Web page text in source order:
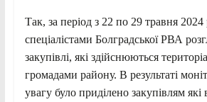
Так, за період з 22 по 29 травня 2024
спеціалістами Болградської РВА
закупівлі, які здійснюються
громадами району. В результаті
увагу було приділено закупівлям